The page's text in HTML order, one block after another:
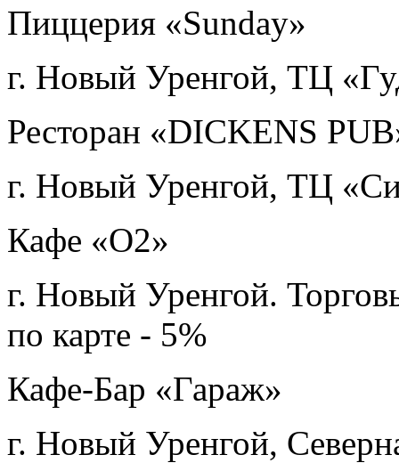
Пиццерия «Sunday»
г. Новый Уренгой, ТЦ
Ресторан «DICKENS
г. Новый Уренгой, ТЦ
Кафе «О2»
г. Новый Уренгой.
по карте - 5%
Кафе-Бар «Гараж»
г. Новый Уренгой,